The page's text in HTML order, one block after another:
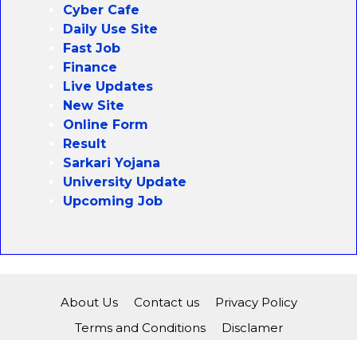
Cyber Cafe
Daily Use Site
Fast Job
Finance
Live Updates
New Site
Online Form
Result
Sarkari Yojana
University Update
Upcoming Job
About Us Contact us
Privacy Policy
Terms and Conditions
Disclamer